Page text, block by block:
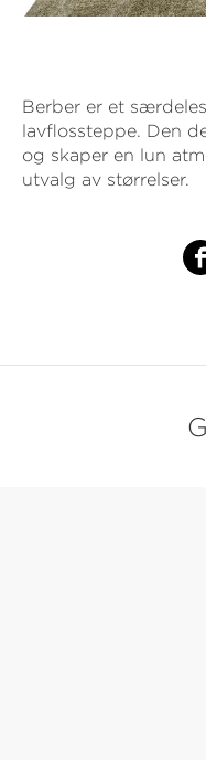
Berber er et
lavflossteppe. Den
og skaper en lun
utvalg av størrelser.